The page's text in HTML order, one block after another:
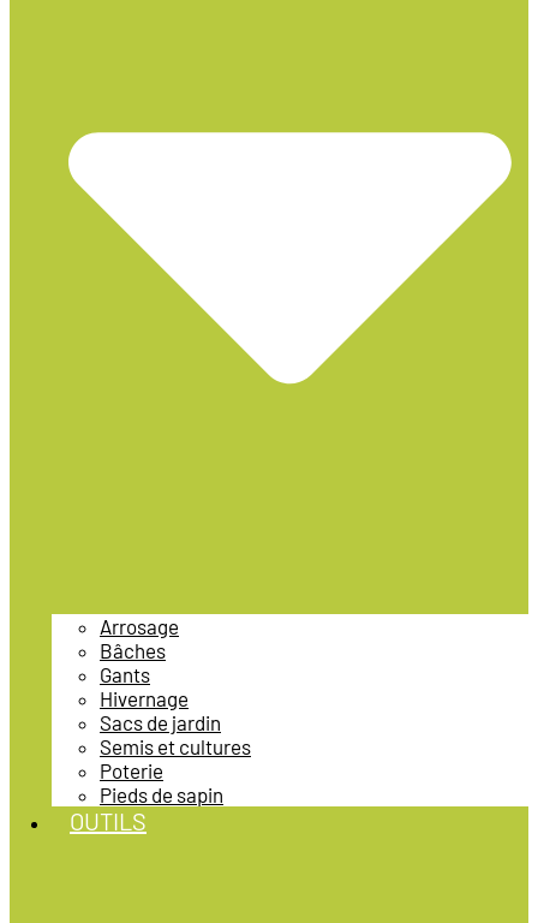
Arrosage
Bâches
Gants
Hivernage
Sacs de jardin
Semis et cultures
Poterie
Pieds de sapin
OUTILS